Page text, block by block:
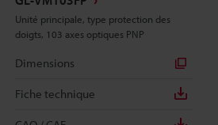
Unité principale, type protection des
doigts, 103 axes optiques PNP
Dimensions
Fiche technique